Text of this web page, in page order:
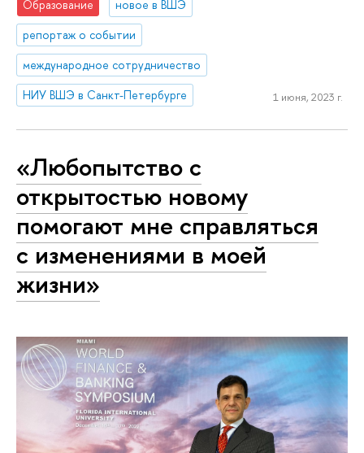
Образование
новое в ВШЭ
репортаж о событии
международное сотрудничество
НИУ ВШЭ в Санкт-Петербурге
1 июня, 2023 г.
«Любопытство с
открытостью новому
помогают мне справляться
с изменениями в моей
жизни»